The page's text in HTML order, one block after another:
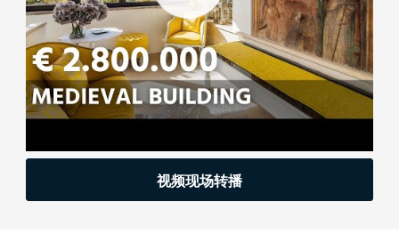
视频现场转播